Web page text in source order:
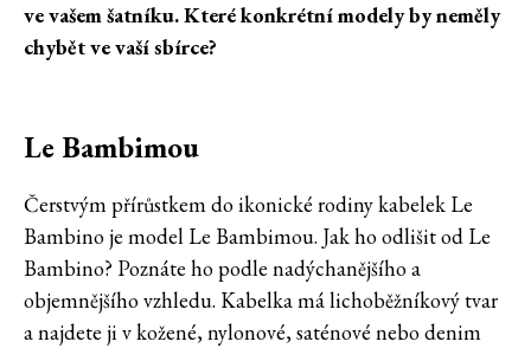
ve vašem šatníku. Které konkrétní modely by neměly
chybět ve vaší sbírce?
Le Bambimou
Čerstvým přírůstkem do ikonické rodiny kabelek Le
Bambino je model Le Bambimou. Jak ho odlišit od Le
Bambino? Poznáte ho podle nadýchanějšího a
objemnějšího vzhledu. Kabelka má lichoběžníkový tvar
a najdete ji v kožené, nylonové, saténové nebo denim